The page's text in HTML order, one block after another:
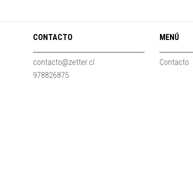
CONTACTO
contacto@zetter.cl
978826875
MENÚ
Contacto